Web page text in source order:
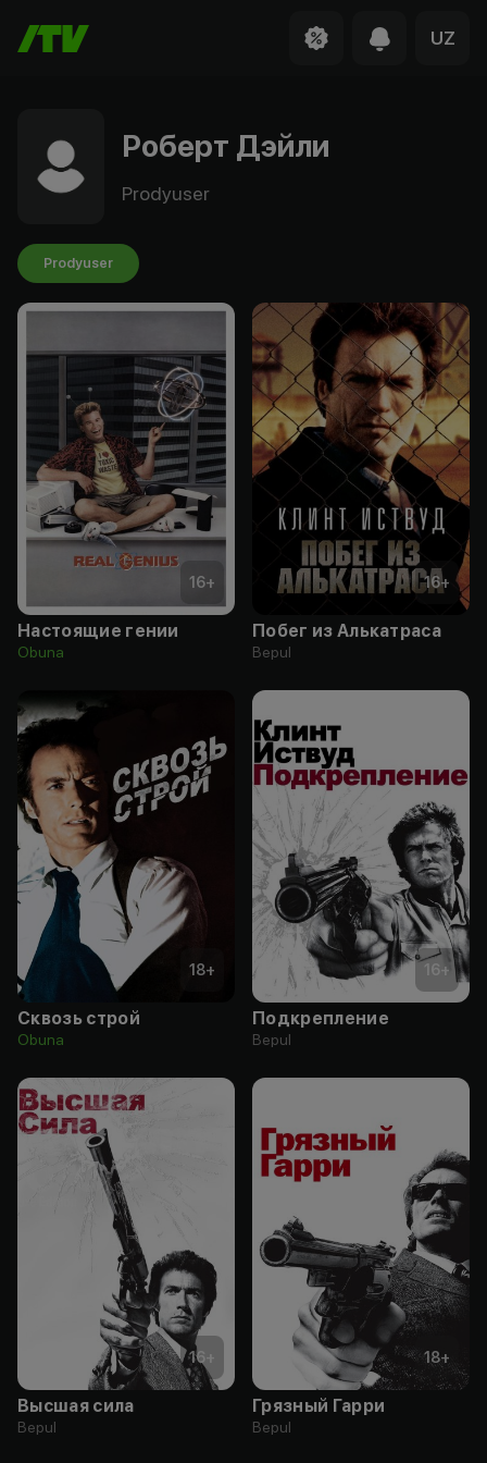
UZ
Роберт Дэйли
Prodyuser
Prodyuser
16+
Настоящие гении
Obuna
16+
Побег из Алькатраса
Bepul
18+
Сквозь строй
Obuna
16+
Подкрепление
Bepul
16+
Высшая сила
Bepul
18+
Грязный Гарри
Bepul